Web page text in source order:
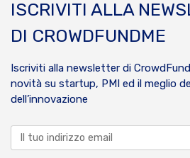
ISCRIVITI ALLA
DI CROWDFUNDME
Iscriviti alla newsletter di
novità su startup, PMI ed il meglio
dell’innovazione